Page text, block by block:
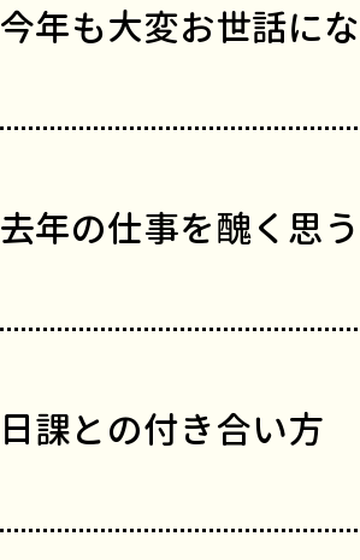
今年も大変お世話に
去年の仕事を醜く思う
日課との付き合い方